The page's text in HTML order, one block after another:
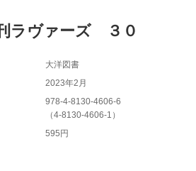
ラヴァーズ ３０
大洋図書
2023年2月
978-4-8130-4606-6
（4-8130-4606-1 ）
595円